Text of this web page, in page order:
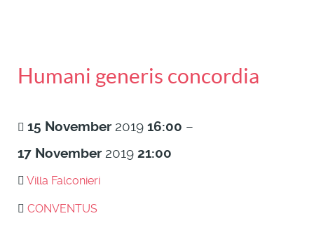
Humani generis concordia
15 November 2019 16:00 –
17 November 2019 21:00
Villa Falconieri
CONVENTUS